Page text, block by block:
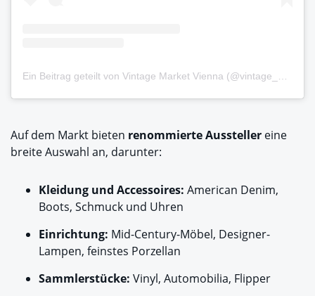
Auf dem Markt bieten renommierte Aussteller eine
breite Auswahl an, darunter:
Kleidung und Accessoires: American Denim,
Boots, Schmuck und Uhren
Einrichtung: Mid-Century-Möbel, Designer-
Lampen, feinstes Porzellan
Sammlerstücke: Vinyl, Automobilia, Flipper